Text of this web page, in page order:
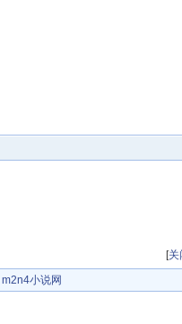
[关
m2n4小说网